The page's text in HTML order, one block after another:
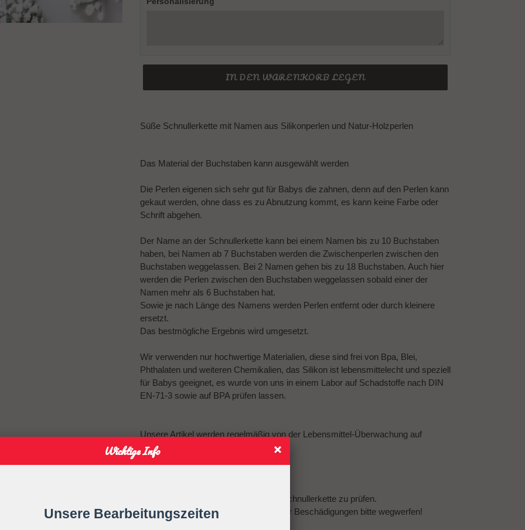
IN DEN WARENKORB LEGEN
wird
hinzugefügt
Süße Schnullerkette mit Namen aus Silikonperlen und Natur-Holzperlen
Das Material der Buchstaben kann ausgewählt werden
Die Perlen eigenen sich sehr gut für Babys die zahnen, denn auf den Perlen kann
gekaut werden, ohne dass es zu Abnutzung kommt, es kann keine Farbe oder
Schrift abgehen.
Der Name an der Schnullerkette kann bei einem Namen bis zu 10 Buchstaben
haben, bei Namen ab 7 Buchstaben werden die Zwischenperlen zwischen den
Buchstaben weggelassen. Bei 2 Namen gehen bis zu 18 Buchstaben. Auch hier
werden die Perlen zwischen den Buchstaben weggelassen sobald einer der
Namen mehr als 6 Buchstaben hat.
Sowie je nach Länge des Namens werden Perlen entfernt oder durch kleinere
ersetzt.
Das bestmögliche Ergebnis wird umgesetzt.
Wir verwenden nur hochwertige Materialien, diese sind frei von Bpa, Blei,
Phthalaten und weiteren Chemikalien, das Silikon ist lebensmittelecht und speziell
für Babys geeignet, es wurde von uns in einem Labor auf Schadstoffe nach DIN
EN-71-3 sowie auf BPA prüfen lassen.
Unsere Artikel werden regelmäßig von der Lebensmittel-Überwachung auf
Schadstoffe getestet
Vor jedem Gebrauch ist die gesamte Schnullerkette zu prüfen.
Bei ersten Anzeichen von Mängeln oder Beschädigungen bitte wegwerfen!
Wichtige Info
Unsere Bearbeitungszeiten